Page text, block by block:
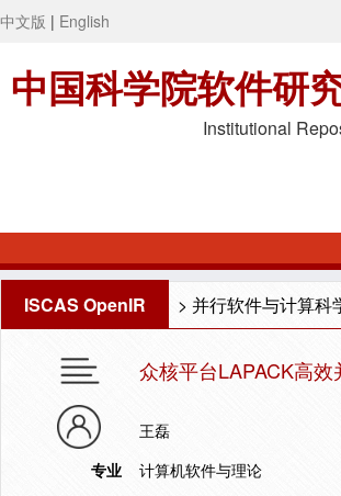
中文版 | English
中国科学院软件研
Institutional
ISCAS OpenIR > 并行软件与计算科
众核平台LAPACK高
王磊
专业
计算机软件与理论